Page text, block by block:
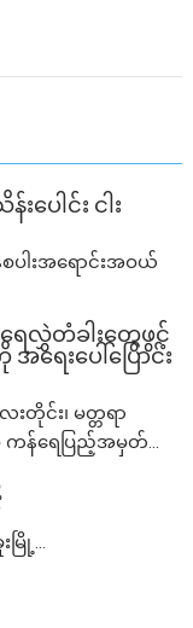
ပေါင်း ငါး​
ပါးအရောင်းအဝယ်
ေလွှဲတံခါးတွေဖွင့်
ေးပေါ်ပြောင်း
းတိုင်း၊ မတ္တရာ
န်ရေပြည့်အမှတ်...
ြို့...